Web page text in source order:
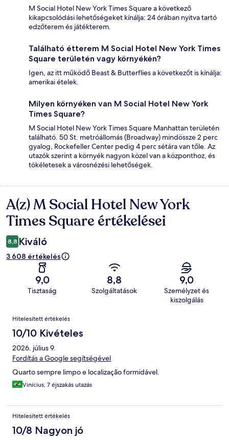
M Social Hotel New York Times Square a következő
kikapcsolódási lehetőségeket kínálja: 24 órában nyitva tartó
edzőterem és játékterem.
Található étterem M Social Hotel New York Times
Square területén vagy környékén?
Igen, az itt működő Beast & Butterflies a következőt is kínálja:
amerikai ételek.
Milyen környéken van M Social Hotel New York
Times Square?
M Social Hotel New York Times Square Manhattan területén
található. 50 St. metróállomás (Broadway) mindössze 2 perc
gyalog, Rockefeller Center pedig 4 perc sétára van tőle. Az
utazók szerint a környék nagyon közel van a központhoz, és
tökéletesek a városnézési lehetőségek.
Értékelések
A(z) M Social Hotel New York
Times Square értékelései
8,8 Kiváló
3 608 értékelés
9,0
Tisztaság
8,8
Szolgáltatások
9,0
Személyzet és
kiszolgálás
Értékelések
Hitelesített értékelés
10/10 Kivételes
2026. július 9.
Fordítás a Google segítségével
Quarto sempre limpo e localização formidável.
Vinícius, 7 éjszakás utazás
Hitelesített értékelés
10/8 Nagyon jó